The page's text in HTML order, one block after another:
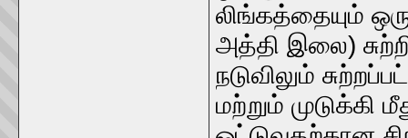
லிங்கத்தையும்
அத்தி இலை)
நடுவிலும்
மற்றும் முடுக்கி